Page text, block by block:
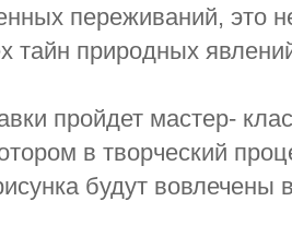
переживаний, это
тайн природных
пройдет мастер-
в творческий
будут вовлечены